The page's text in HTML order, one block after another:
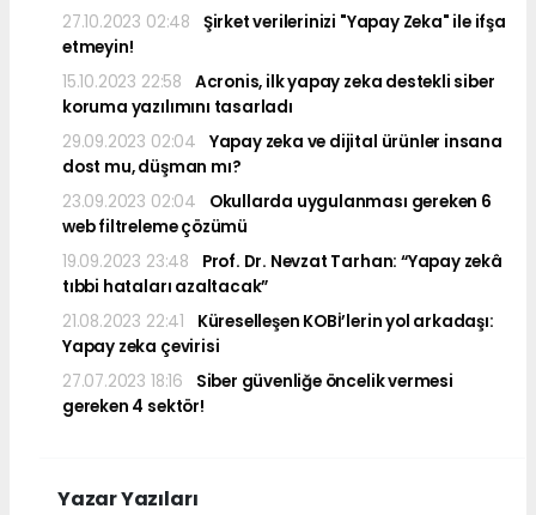
27.10.2023 02:48
Şirket verilerinizi "Yapay Zeka" ile ifşa
etmeyin!
15.10.2023 22:58
Acronis, ilk yapay zeka destekli siber
koruma yazılımını tasarladı
29.09.2023 02:04
Yapay zeka ve dijital ürünler insana
dost mu, düşman mı?
23.09.2023 02:04
Okullarda uygulanması gereken 6
web filtreleme çözümü
19.09.2023 23:48
Prof. Dr. Nevzat Tarhan: “Yapay zekâ
tıbbi hataları azaltacak”
21.08.2023 22:41
Küreselleşen KOBİ’lerin yol arkadaşı:
Yapay zeka çevirisi
27.07.2023 18:16
Siber güvenliğe öncelik vermesi
gereken 4 sektör!
Yazar Yazıları